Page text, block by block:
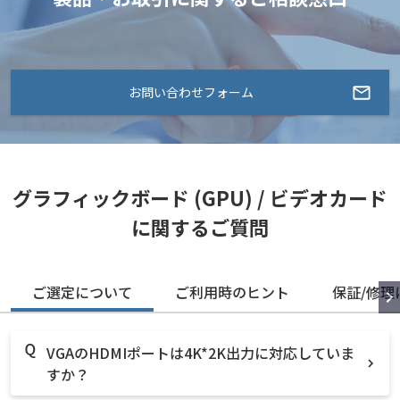
お問い合わせフォーム
グラフィックボード (GPU) / ビデオカード
に関するご質問
ご選定について ご利用時のヒント 保証/修理
VGAのHDMIポートは4K*2K出力に対応していま
すか？